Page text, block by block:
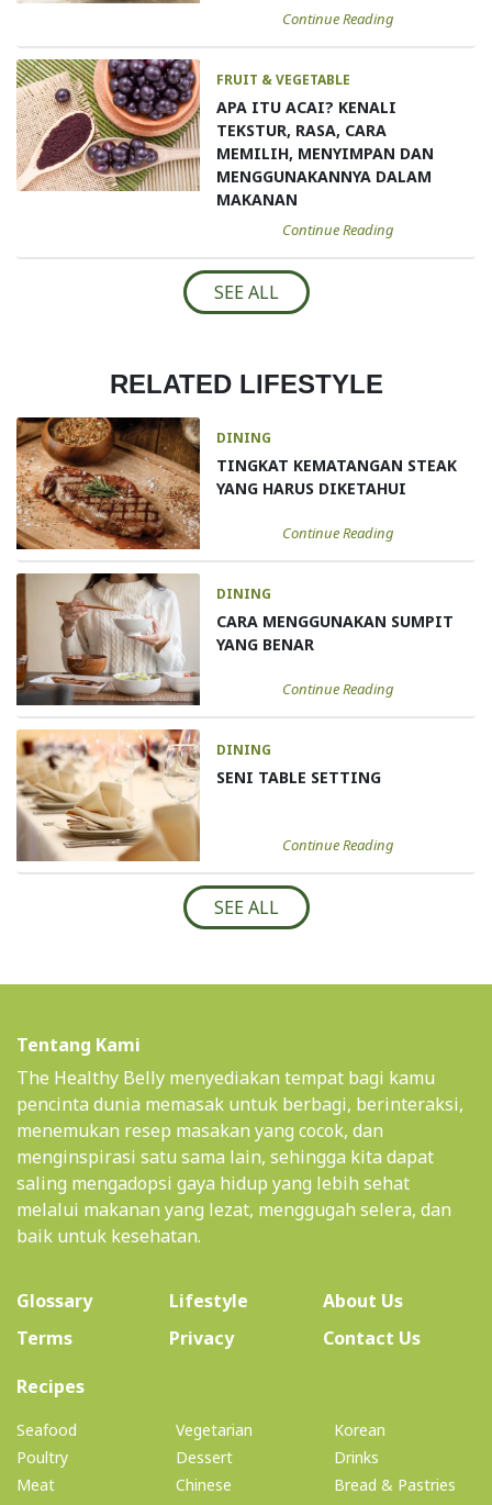
Continue Reading
FRUIT & VEGETABLE
APA ITU ACAI? KENALI
TEKSTUR, RASA, CARA
MEMILIH, MENYIMPAN DAN
MENGGUNAKANNYA DALAM
MAKANAN
Continue Reading
SEE ALL
RELATED LIFESTYLE
DINING
TINGKAT KEMATANGAN STEAK
YANG HARUS DIKETAHUI
Continue Reading
DINING
CARA MENGGUNAKAN SUMPIT
YANG BENAR
Continue Reading
DINING
SENI TABLE SETTING
Continue Reading
SEE ALL
Tentang Kami
The Healthy Belly menyediakan tempat bagi kamu
pencinta dunia memasak untuk berbagi, berinteraksi,
menemukan resep masakan yang cocok, dan
menginspirasi satu sama lain, sehingga kita dapat
saling mengadopsi gaya hidup yang lebih sehat
melalui makanan yang lezat, menggugah selera, dan
baik untuk kesehatan.
Glossary Lifestyle About Us(current)
Terms
Privacy
Contact Us
Recipes(current)
Seafood
Poultry
Meat
Vegetarian
Dessert
Chinese
Korean
Drinks
Bread & Pastries